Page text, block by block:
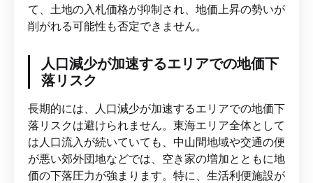
て、土地の入札価格が抑制され、地価上昇の勢いが
削がれる可能性も否定できません。
人口減少が加速するエリアでの地価下
落リスク
長期的には、人口減少が加速するエリアでの地価下
落リスクは避けられません。東海エリア全体として
は人口流入が続いていても、中山間地域や交通の便
が悪い郊外団地などでは、空き家の増加とともに地
価の下落圧力が強まります。特に、生活利便施設が